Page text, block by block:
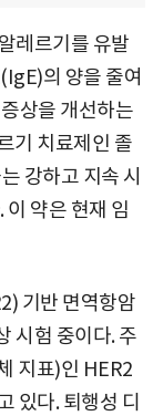
레르기를 유발
의 양을 줄여
상을 개선하는
기 치료제인 졸
강하고 지속 시
약은 현재 임
기반 면역항암
시험 중이다. 주
지표)인 HER2
있다. 퇴행성 디